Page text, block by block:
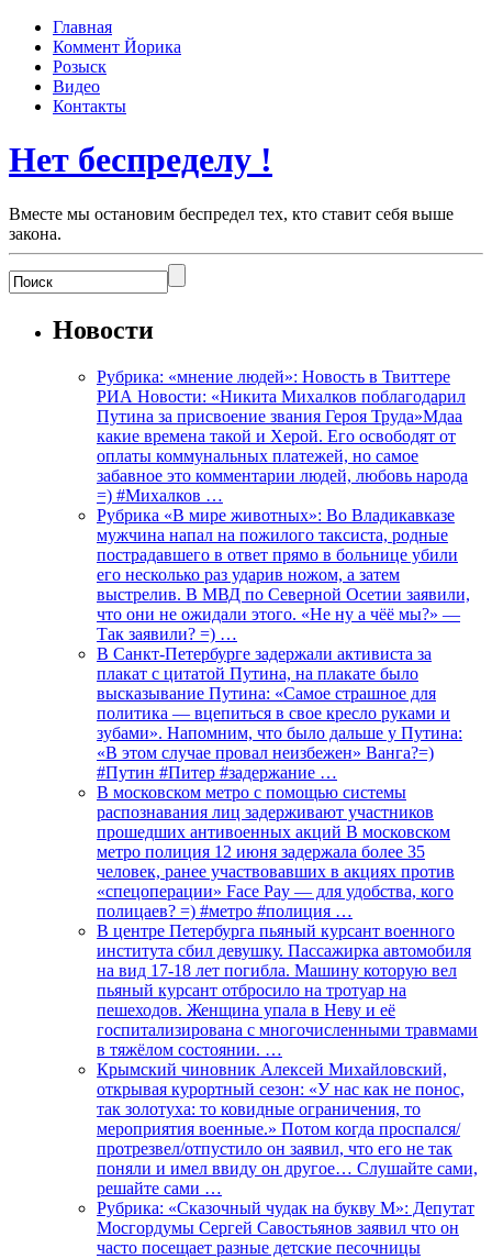
Главная
Коммент Йорика
Розыск
Видео
Контакты
Нет беспределу !
Вместе мы остановим беспредел тех, кто ставит себя выше
закона.
Новости
Рубрика: «мнение людей»: Новость в Твиттере
РИА Новости: «Никита Михалков поблагодарил
Путина за присвоение звания Героя Труда»Мдаа
какие времена такой и Херой. Его освободят от
оплаты коммунальных платежей, но самое
забавное это комментарии людей, любовь народа
=) #Михалков …
Рубрика «В мире животных»: Во Владикавказе
мужчина напал на пожилого таксиста, родные
пострадавшего в ответ прямо в больнице убили
его несколько раз ударив ножом, а затем
выстрелив. В МВД по Северной Осетии заявили,
что они не ожидали этого. «Не ну а чёё мы?» —
Так заявили? =) …
В Санкт-Петербурге задержали активиста за
плакат с цитатой Путина, на плакате было
высказывание Путина: «Самое страшное для
политика — вцепиться в свое кресло руками и
зубами». Напомним, что было дальше у Путина:
«В этом случае провал неизбежен» Ванга?=)
#Путин #Питер #задержание …
В московском метро с помощью системы
распознавания лиц задерживают участников
прошедших антивоенных акций В московском
метро полиция 12 июня задержала более 35
человек, ранее участвовавших в акциях против
«спецоперации» Face Pay — для удобства, кого
полицаев? =) #метро #полиция …
В центре Петербурга пьяный курсант военного
института сбил девушку. Пассажирка автомобиля
на вид 17-18 лет погибла. Машину которую вел
пьяный курсант отбросило на тротуар на
пешеходов. Женщина упала в Неву и её
госпитализирована с многочисленными травмами
в тяжёлом состоянии. …
Крымский чиновник Алексей Михайловский,
открывая курортный сезон: «У нас как не понос,
так золотуха: то ковидные ограничения, то
мероприятия военные.» Потом когда проспался/
протрезвел/отпустило он заявил, что его не так
поняли и имел ввиду он другое… Слушайте сами,
решайте сами …
Рубрика: «Сказочный чудак на букву М»: Депутат
Мосгордумы Сергей Савостьянов заявил что он
часто посещает разные детские песочницы